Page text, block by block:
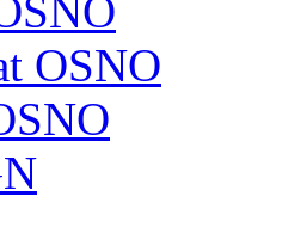
OSNO